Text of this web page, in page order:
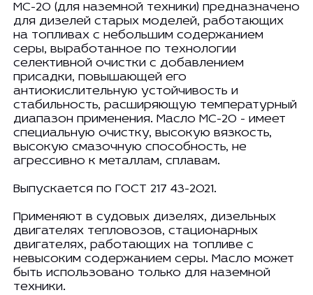
МС-20 (для наземной техники) предназначено
для дизелей старых моделей, работающих
на топливах с небольшим содержанием
серы, выработанное по технологии
селективной очистки с добавлением
присадки, повышающей его
антиокислительную устойчивость и
стабильность, расширяющую температурный
диапазон применения. Масло МС-20 - имеет
специальную очистку, высокую вязкость,
высокую смазочную способность, не
агрессивно к металлам, сплавам.
Выпускается по ГОСТ 217 43-2021.
Применяют в судовых дизелях, дизельных
двигателях тепловозов, стационарных
двигателях, работающих на топливе с
невысоким содержанием серы. Масло может
быть использовано только для наземной
техники.